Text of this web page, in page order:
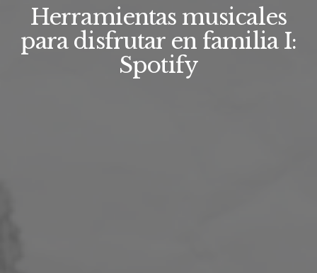
Herramientas musicales
para disfrutar en familia I:
Spotify